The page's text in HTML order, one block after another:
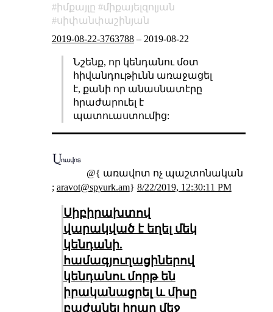
իմքայլը
միքայելզոլյան
սիփանփաշինյան
2019-08-22-3763788– 2019-08-22
Նշենք, որ կենդանու մօտ
հիվանդութիւնն առաջացել
է, քանի որ անասնատէրը
հրաժարուել է
պատուաստումից:
@{ առավոտ ոչ պաշտոնական
; aravot@spyurk.am} 8/22/2019, 12:30:11 PM
Սիբիրախտով
վարակված է եղել մեկ
կենդանի.
համագյուղացիներով
կենդանու մորթ են
իրականացրել և միսը
բաժանել իրար մեջ